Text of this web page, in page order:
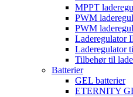
MPPT
PWM
PWM
Laderegulator
Laderegulator
Tilbehør til
Batterier
GEL batterier
ETERNITY